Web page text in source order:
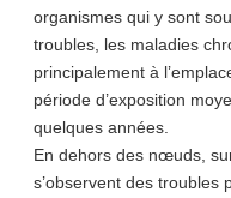
organismes qui y sont
troubles, les maladies
principalement à
période d’exposition
quelques années.
En dehors des nœuds,
s’observent des troubles